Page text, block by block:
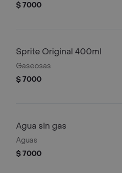
$ 7000
Sprite Original 400ml
Gaseosas
$ 7000
Agua sin gas
Aguas
$ 7000